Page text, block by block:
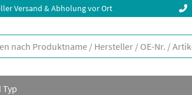
Versand & Abholung vor Ort